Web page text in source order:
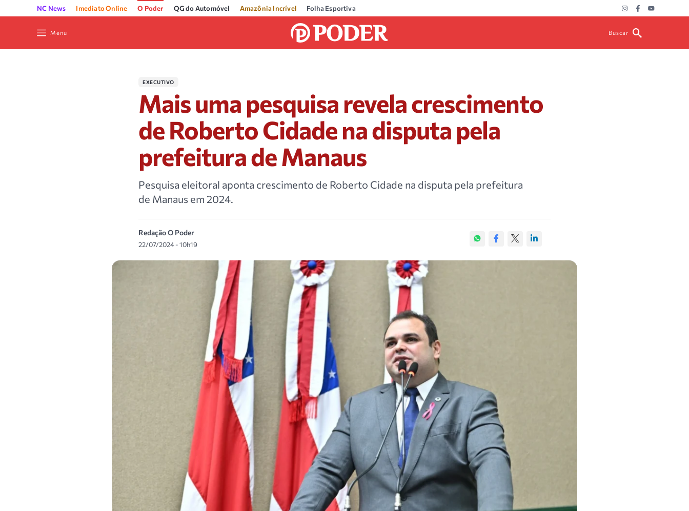
NC News Imediato Online O Poder QG do Automóvel Amazônia Incrível Folha Esportiva
Menu Buscar
EXECUTIVO
Mais uma pesquisa revela crescimento
de Roberto Cidade na disputa pela
prefeitura de Manaus
Pesquisa eleitoral aponta crescimento de Roberto Cidade na disputa pela prefeitura
de Manaus em 2024.
Redação O Poder
22/07/2024 - 10h19